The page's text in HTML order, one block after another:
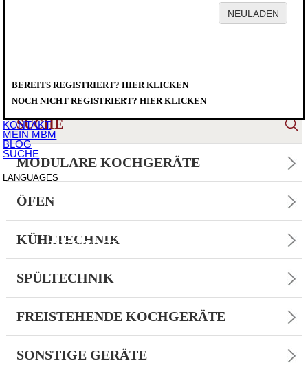
SERVICE
DOWNLOAD
VERANSTALTUNGEN
NEWS
KONTAKT
MEIN MBM
BLOG
SUCHE
LANGUAGES
ENGLISH
DEUTSCH
ESPAÑOL
BEREITS REGISTRIERT? HIER KLICKEN
NOCH NICHT REGISTRIERT? HIER KLICKEN
PRODUKTE
SUCHE
MODULARE KOCHGERÄTE
ÖFEN
KÜHLTECHNIK
SPÜLTECHNIK
FREISTEHENDE KOCHGERÄTE
SONSTIGE GERÄTE